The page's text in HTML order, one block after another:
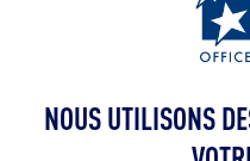
NOUS UTILISONS